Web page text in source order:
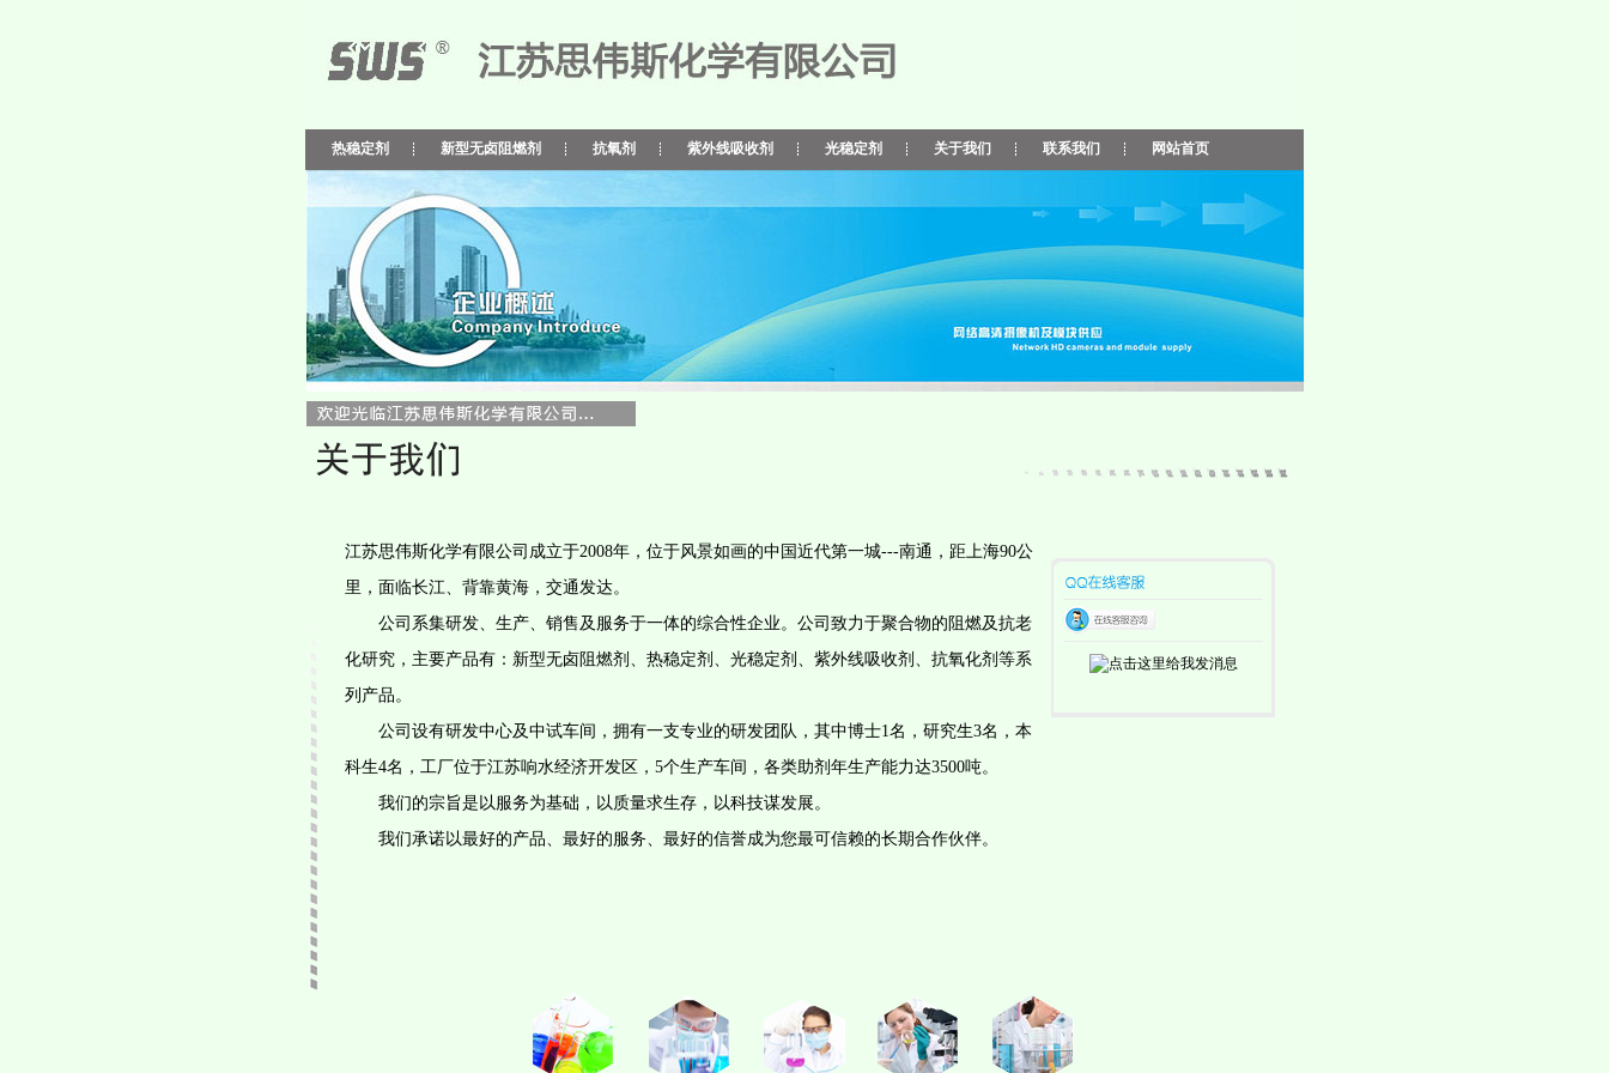
热稳定剂 新型无卤阻燃剂 抗氧剂 紫外线吸收剂 光稳定剂 关于我们 联系我们 网站首页
江苏思伟斯化学有限公司成立于2008年，位于风景如画的中国近代第一城---南通，距上海90公
里，面临长江、背靠黄海，交通发达。
公司系集研发、生产、销售及服务于一体的综合性企业。公司致力于聚合物的阻燃及抗老
化研究，主要产品有：新型无卤阻燃剂、热稳定剂、光稳定剂、紫外线吸收剂、抗氧化剂等系
列产品。
公司设有研发中心及中试车间，拥有一支专业的研发团队，其中博士1名，研究生3名，本
科生4名，工厂位于江苏响水经济开发区，5个生产车间，各类助剂年生产能力达3500吨。
我们的宗旨是以服务为基础，以质量求生存，以科技谋发展。
我们承诺以最好的产品、最好的服务、最好的信誉成为您最可信赖的长期合作伙伴。